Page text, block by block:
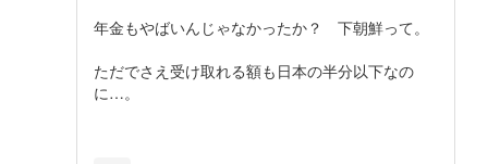
年金もやばいんじゃなかったか？ 下朝鮮って。
ただでさえ受け取れる額も日本の半分以下なの
に…。